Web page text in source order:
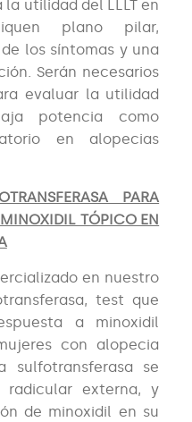
la utilidad del LLLT en
plano pilar,
los síntomas y una
Serán necesarios
evaluar la utilidad
potencia como
en alopecias
PARA
MINOXIDIL TÓPICO EN
en nuestro
test que
a minoxidil
con alopecia
sulfotransferasa se
externa, y
de minoxidil en su